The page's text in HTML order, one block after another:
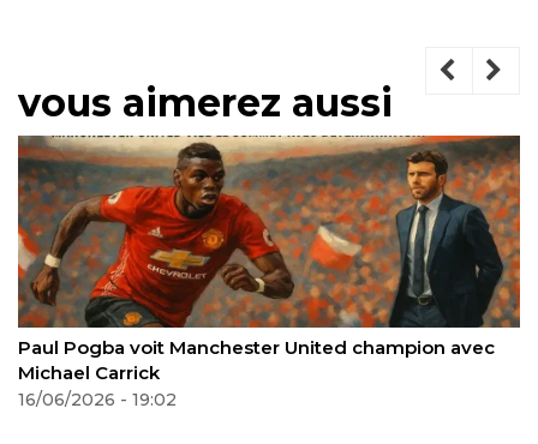
vous aimerez aussi
Coupe du monde 2026 : l’Afrique s’impose comme
une force collective incontournable
18/06/2026 - 20:23